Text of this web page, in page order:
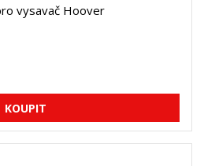
vysavač Hoover